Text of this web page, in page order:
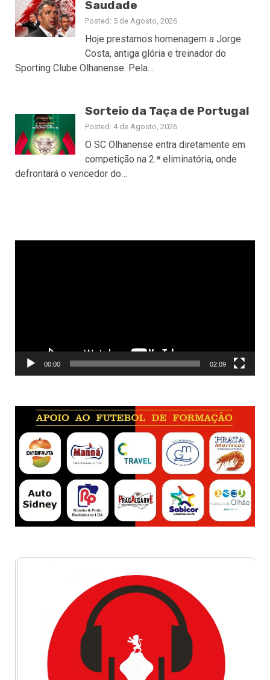
Saudade
Posted: 5 de Agosto, 2026
Hoje prestamos homenagem a Jorge
Costa, antiga glória e treinador do
Sporting Clube Olhanense. Pela…
Sorteio da Taça de Portugal
Posted: 4 de Agosto, 2026
O SC Olhanense entra diretamente em
competição na 2.ª eliminatória, onde
defrontará o vencedor do…
00:00 02:09